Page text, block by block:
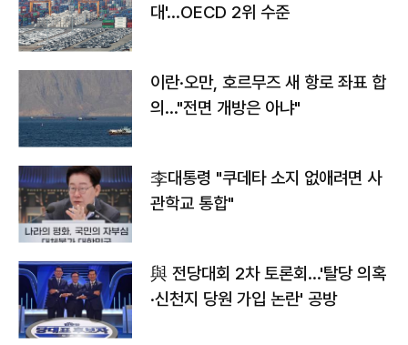
대'…OECD 2위 수준
이란·오만, 호르무즈 새 항로 좌표 합
의…"전면 개방은 아냐"
李대통령 "쿠데타 소지 없애려면 사
관학교 통합"
與 전당대회 2차 토론회…'탈당 의혹
·신천지 당원 가입 논란' 공방